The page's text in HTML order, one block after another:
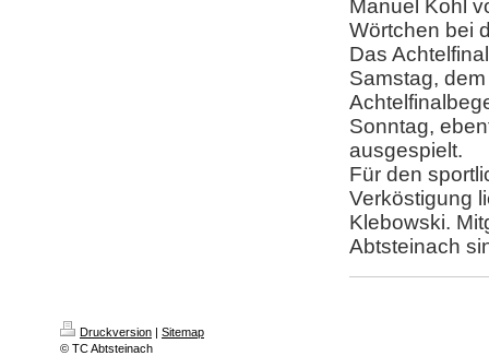
Manuel Kohl
Wörtchen bei
Das
Samstag,
Sonntag,
ausgespielt.
Für den
Verköstigung
Klebowski.
Abtsteinach
Druckversion | Sitemap
© TC Abtsteinach